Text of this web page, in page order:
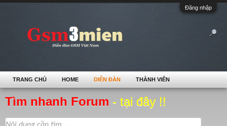
Đăng nhập
Tìm nhanh Forum - tại đây !!
TRANG CHỦ HOME DIỄN ĐÀN THÀNH VIÊN